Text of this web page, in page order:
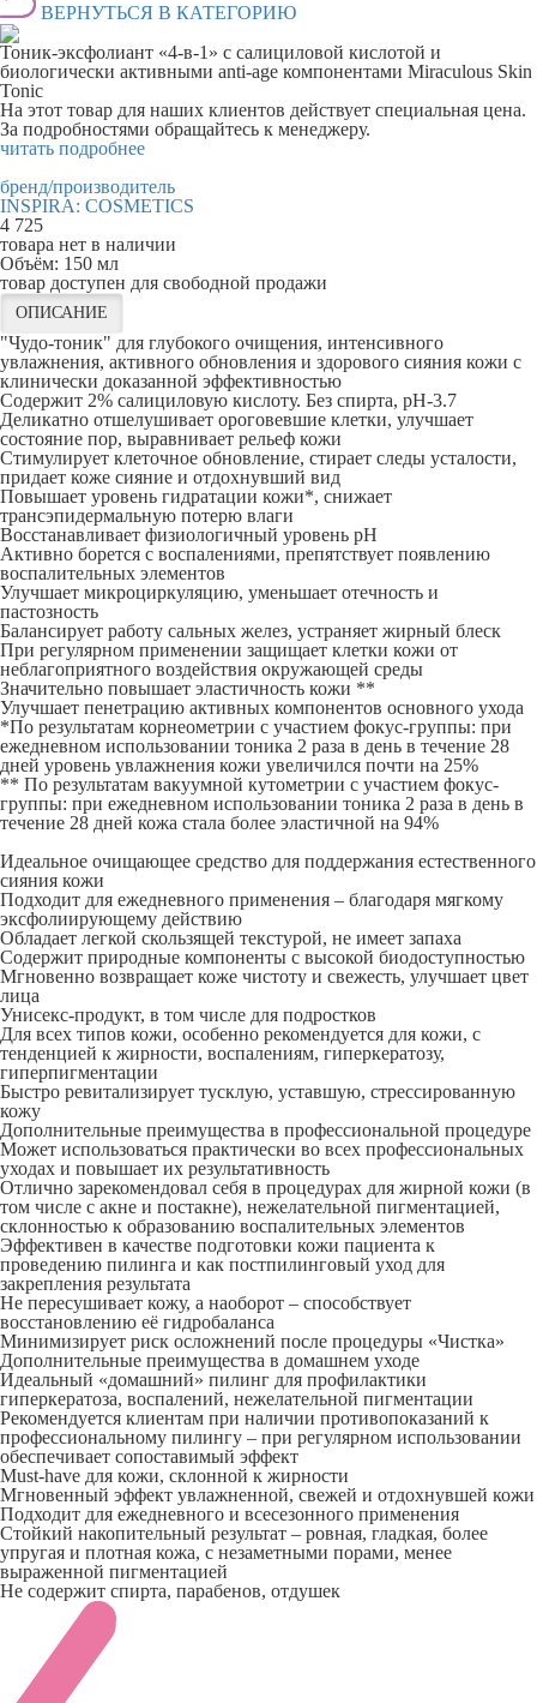
ВЕРНУТЬСЯ В КАТЕГОРИЮ
Тоник-эксфолиант «4-в-1» с салициловой кислотой и
биологически активными anti-age компонентами Miraculous Skin
Tonic
На этот товар для наших клиентов действует специальная цена.
За подробностями обращайтесь к менеджеру.
читать подробнее
бренд/производитель
INSPIRA: COSMETICS
4 725
товара нет в наличии
Объём: 150 мл
товар доступен для свободной продажи
ОПИСАНИЕ
"Чудо-тоник" для глубокого очищения, интенсивного
увлажнения, активного обновления и здорового сияния кожи с
клинически доказанной эффективностью
Содержит 2% салициловую кислоту. Без спирта, pH-3.7
Деликатно отшелушивает ороговевшие клетки, улучшает
состояние пор, выравнивает рельеф кожи
Стимулирует клеточное обновление, стирает следы усталости,
придает коже сияние и отдохнувший вид
Повышает уровень гидратации кожи*, снижает
трансэпидермальную потерю влаги
Восстанавливает физиологичный уровень pH
Активно борется с воспалениями, препятствует появлению
воспалительных элементов
Улучшает микроциркуляцию, уменьшает отечность и
пастозность
Балансирует работу сальных желез, устраняет жирный блеск
При регулярном применении защищает клетки кожи от
неблагоприятного воздействия окружающей среды
Значительно повышает эластичность кожи **
Улучшает пенетрацию активных компонентов основного ухода
*По результатам корнеометрии с участием фокус-группы: при
ежедневном использовании тоника 2 раза в день в течение 28
дней уровень увлажнения кожи увеличился почти на 25%
** По результатам вакуумной кутометрии с участием фокус-
группы: при ежедневном использовании тоника 2 раза в день в
течение 28 дней кожа стала более эластичной на 94%
Идеальное очищающее средство для поддержания естественного
сияния кожи
Подходит для ежедневного применения – благодаря мягкому
эксфолиирующему действию
Обладает легкой скользящей текстурой, не имеет запаха
Содержит природные компоненты с высокой биодоступностью
Мгновенно возвращает коже чистоту и свежесть, улучшает цвет
лица
Унисекс-продукт, в том числе для подростков
Для всех типов кожи, особенно рекомендуется для кожи, с
тенденцией к жирности, воспалениям, гиперкератозу,
гиперпигментации
Быстро ревитализирует тусклую, уставшую, стрессированную
кожу
Дополнительные преимущества в профессиональной процедуре
Может использоваться практически во всех профессиональных
уходах и повышает их результативность
Отлично зарекомендовал себя в процедурах для жирной кожи (в
том числе с акне и постакне), нежелательной пигментацией,
склонностью к образованию воспалительных элементов
Эффективен в качестве подготовки кожи пациента к
проведению пилинга и как постпилинговый уход для
закрепления результата
Не пересушивает кожу, а наоборот – способствует
восстановлению её гидробаланса
Минимизирует риск осложнений после процедуры «Чистка»
Дополнительные преимущества в домашнем уходе
Идеальный «домашний» пилинг для профилактики
гиперкератоза, воспалений, нежелательной пигментации
Рекомендуется клиентам при наличии противопоказаний к
профессиональному пилингу – при регулярном использовании
обеспечивает сопоставимый эффект
Must-have для кожи, склонной к жирности
Мгновенный эффект увлажненной, свежей и отдохнувшей кожи
Подходит для ежедневного и всесезонного применения
Стойкий накопительный результат – ровная, гладкая, более
упругая и плотная кожа, с незаметными порами, менее
выраженной пигментацией
Не содержит спирта, парабенов, отдушек